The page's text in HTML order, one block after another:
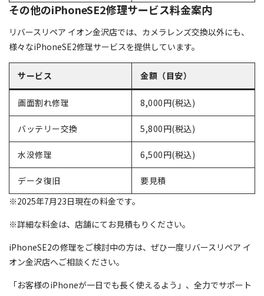
その他のiPhoneSE2修理サービス料金案内
リバースリペア イオン金沢店では、カメラレンズ交換以外にも、
様々なiPhoneSE2修理サービスを提供しています。
サービス 金額（目安）
画面割れ修理 8,000円(税込)
バッテリー交換 5,800円(税込)
水没修理 6,500円(税込)
データ復旧
要見積
※2025年7月23日現在の料金です。
※詳細な料金は、店舗にてお見積もりください。
iPhoneSE2の修理をご検討中の方は、ぜひ一度リバースリペア イ
オン金沢店へご相談ください。
「お客様のiPhoneが一日でも長く使えるよう」、全力でサポート